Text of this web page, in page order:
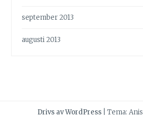
september 2013
augusti 2013
Drivs av WordPress Tema: